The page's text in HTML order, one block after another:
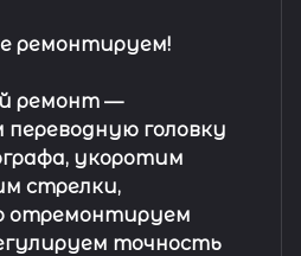
ремонтируем!
ремонт —
головку
укоротим
стрелки,
отремонтируем
точность